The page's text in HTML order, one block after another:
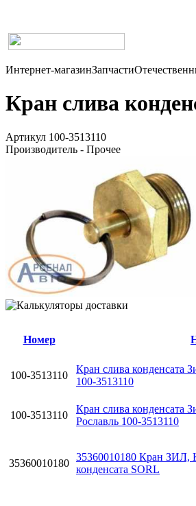
Интернет-магазинЗапчасти
Кран слива
Артикул 100-3513110
Производитель - Прочее
Номер
100-3513110
Кран слива
100-3513110
100-3513110
Кран слива
Рославль 100-3513110
35360010180
35360010180 Кран
конденсата SORL